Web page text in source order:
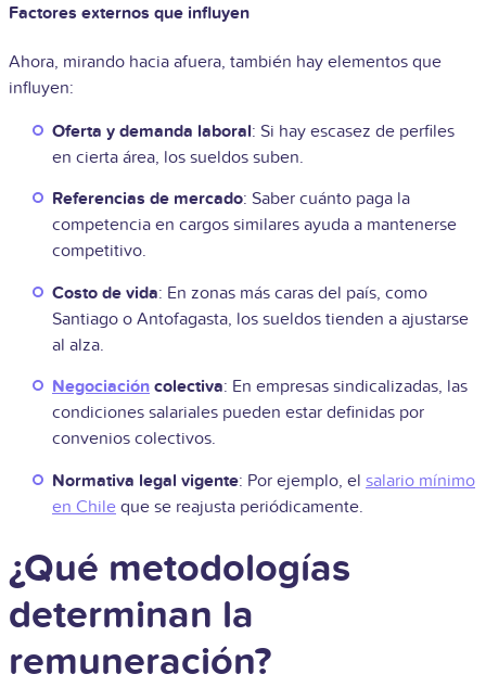
Factores externos que influyen
Ahora, mirando hacia afuera, también hay elementos que
influyen:
Oferta y demanda laboral: Si hay escasez de perfiles
en cierta área, los sueldos suben.
Referencias de mercado: Saber cuánto paga la
competencia en cargos similares ayuda a mantenerse
competitivo.
Costo de vida: En zonas más caras del país, como
Santiago o Antofagasta, los sueldos tienden a ajustarse
al alza.
Negociación colectiva: En empresas sindicalizadas, las
condiciones salariales pueden estar definidas por
convenios colectivos.
Normativa legal vigente: Por ejemplo, el salario mínimo
en Chile que se reajusta periódicamente.
¿Qué metodologías
determinan la
remuneración?